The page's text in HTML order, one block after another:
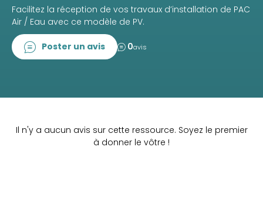
Facilitez la réception de vos travaux d’installation de PAC
Air / Eau avec ce modèle de PV.
Poster un avis 0avis
Il n'y a aucun avis sur cette ressource. Soyez le premier
à donner le vôtre !